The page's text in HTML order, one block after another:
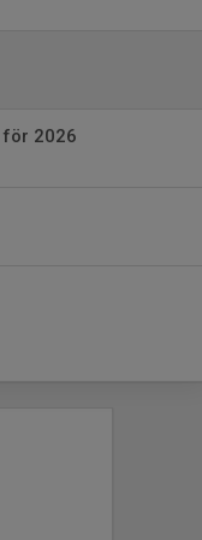
2026